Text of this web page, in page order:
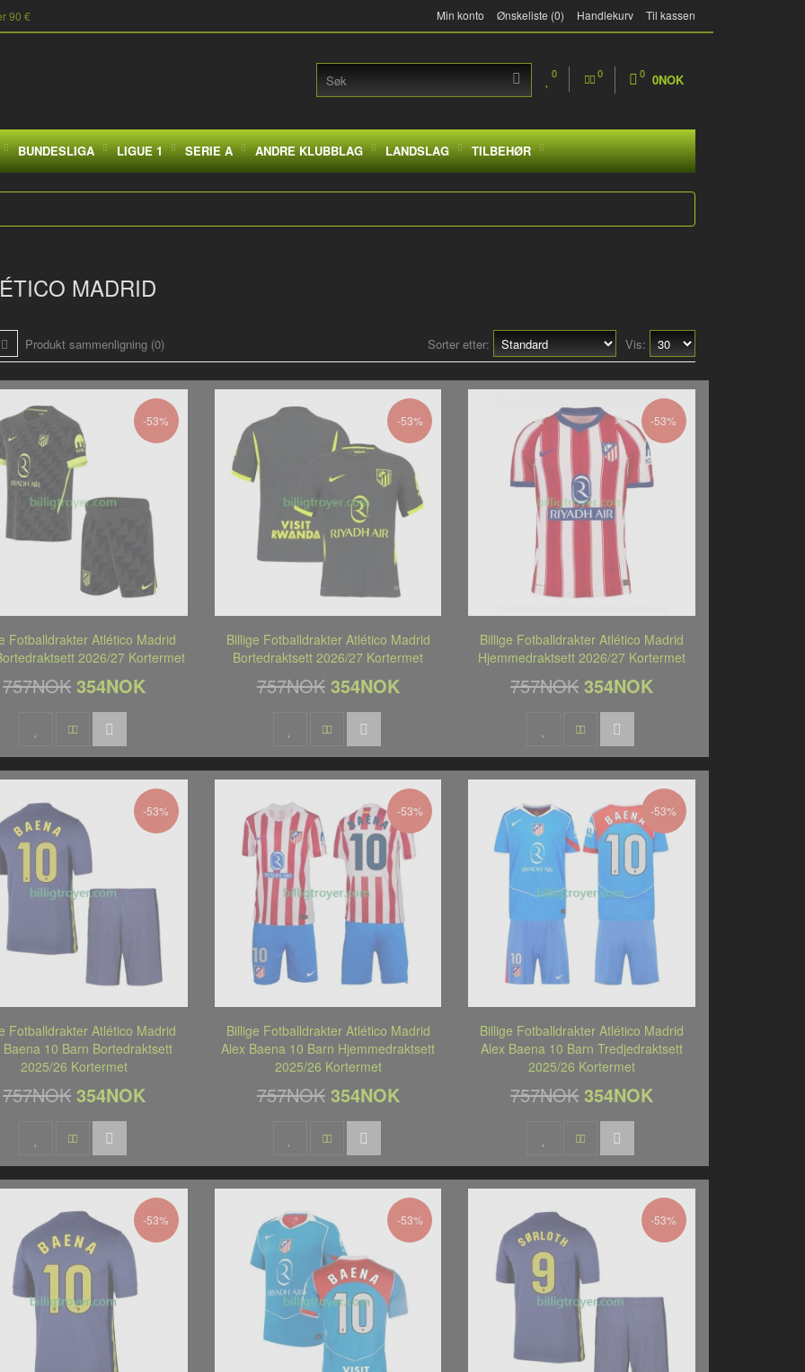
90 € Min konto Ønskeliste (0) Handlekurv Til kassen
0 0 0 0NOK
BUNDESLIGA LIGUE 1 SERIE A ANDRE KLUBBLAG LANDSLAG TILBEHØR
MADRID
Vis:
Sorter etter:
Produkt sammenligning (0)
-53%
Fotballdrakter Atlético Madrid
2026/27 Kortermet
757NOK 354NOK
-53%
Billige Fotballdrakter Atlético Madrid
Bortedraktsett 2026/27 Kortermet
757NOK 354NOK
-53%
Billige Fotballdrakter Atlético Madrid
Hjemmedraktsett 2026/27 Kortermet
757NOK 354NOK
-53%
Fotballdrakter Atlético Madrid
Baena 10 Barn Bortedraktsett
2025/26 Kortermet
757NOK 354NOK
-53%
Billige Fotballdrakter Atlético Madrid
Alex Baena 10 Barn Hjemmedraktsett
2025/26 Kortermet
757NOK 354NOK
-53%
Billige Fotballdrakter Atlético Madrid
Alex Baena 10 Barn Tredjedraktsett
2025/26 Kortermet
757NOK 354NOK
-53% -53% -53%